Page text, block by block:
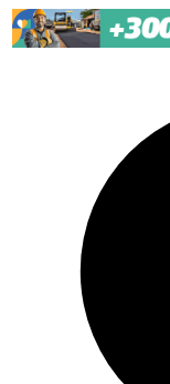
Pular para o conteúdo